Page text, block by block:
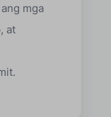
mga
at